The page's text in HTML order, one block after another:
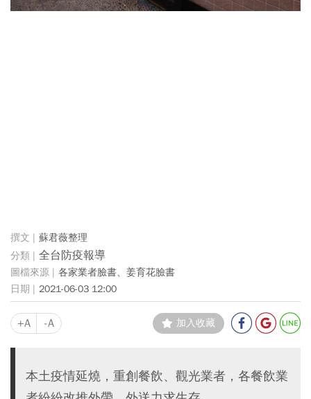
蘇君薇整理
全台防疫報導
各家業者臉書、姜育花臉書
2021-06-03 12:00
+A -A 加入收藏
本土疫情延燒，重創餐飲、觀光業者，各餐飲業